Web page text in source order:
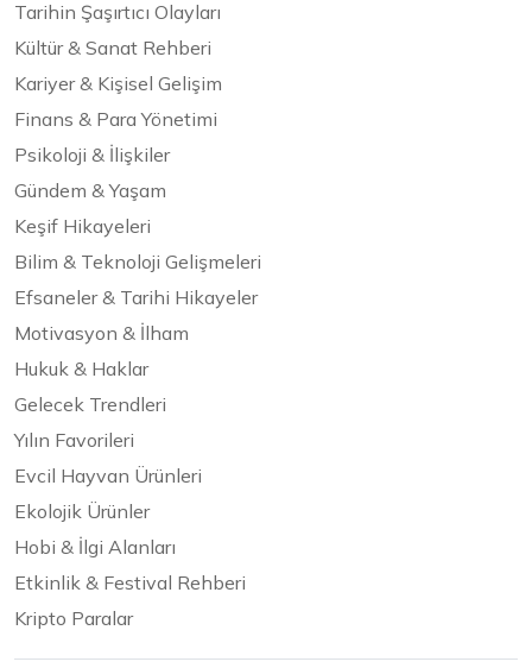
Tarihin Şaşırtıcı Olayları
Kültür & Sanat Rehberi
Kariyer & Kişisel Gelişim
Finans & Para Yönetimi
Psikoloji & İlişkiler
Gündem & Yaşam
Keşif Hikayeleri
Bilim & Teknoloji Gelişmeleri
Efsaneler & Tarihi Hikayeler
Motivasyon & İlham
Hukuk & Haklar
Gelecek Trendleri
Yılın Favorileri
Evcil Hayvan Ürünleri
Ekolojik Ürünler
Hobi & İlgi Alanları
Etkinlik & Festival Rehberi
Kripto Paralar